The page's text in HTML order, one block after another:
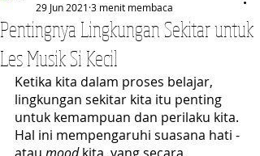
Pentingnya Lingkungan Sekitar untuk
Les Musik Si Kecil
29 Jun 2021 3 menit membaca
Ketika kita dalam proses belajar,
lingkungan sekitar kita itu penting
untuk kemampuan dan perilaku kita.
Hal ini mempengaruhi suasana hati -